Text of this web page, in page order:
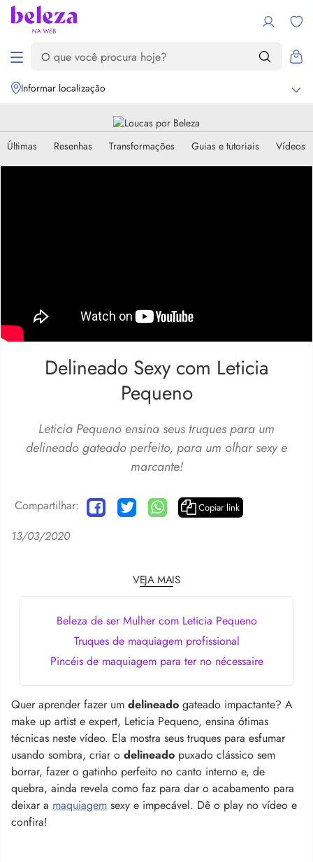
Informar localização
Últimas Resenhas Transformações Guias e tutoriais Vídeos
Delineado Sexy com Leticia
Pequeno
Leticia Pequeno ensina seus truques para um
delineado gateado perfeito, para um olhar sexy e
marcante!
Compartilhar: Copiar link
13/03/2020
VEJA MAIS
Beleza de ser Mulher com Leticia Pequeno
Truques de maquiagem profissional
Pincéis de maquiagem para ter no nécessaire
Quer aprender fazer um delineado gateado impactante? A
make up artist e expert, Leticia Pequeno, ensina ótimas
técnicas neste vídeo. Ela mostra seus truques para esfumar
usando sombra, criar o delineado puxado clássico sem
borrar, fazer o gatinho perfeito no canto interno e, de
quebra, ainda revela como faz para dar o acabamento para
deixar a maquiagem sexy e impecável. Dê o play no vídeo e
confira!